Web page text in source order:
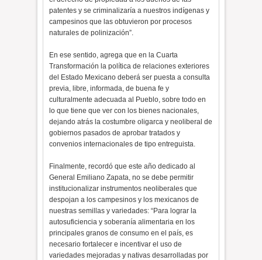
patentes y se criminalizaría a nuestros indígenas y
campesinos que las obtuvieron por procesos
naturales de polinización”.
En ese sentido, agrega que en la Cuarta
Transformación la política de relaciones exteriores
del Estado Mexicano deberá ser puesta a consulta
previa, libre, informada, de buena fe y
culturalmente adecuada al Pueblo, sobre todo en
lo que tiene que ver con los bienes nacionales,
dejando atrás la costumbre oligarca y neoliberal de
gobiernos pasados de aprobar tratados y
convenios internacionales de tipo entreguista.
Finalmente, recordó que este año dedicado al
General Emiliano Zapata, no se debe permitir
institucionalizar instrumentos neoliberales que
despojan a los campesinos y los mexicanos de
nuestras semillas y variedades: “Para lograr la
autosuficiencia y soberanía alimentaria en los
principales granos de consumo en el país, es
necesario fortalecer e incentivar el uso de
variedades mejoradas y nativas desarrolladas por